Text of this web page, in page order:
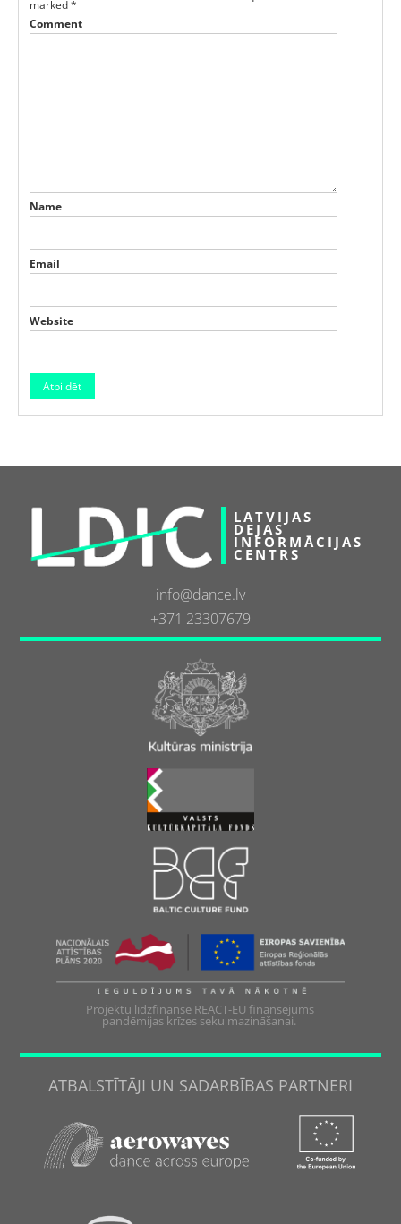
marked*
Comment
Name
Email
Website
LATVIJAS
DEJAS
INFORMĀCIJAS
CENTRS
info@dance.lv
+371 23307679
Projektu līdzfinansē REACT-EU finansējums
pandēmijas krīzes seku mazināšanai.
ATBALSTĪTĀJI UN SADARBĪBAS PARTNERI